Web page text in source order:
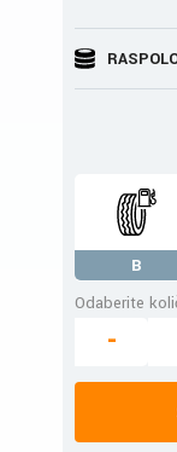
B
Odaberite
-